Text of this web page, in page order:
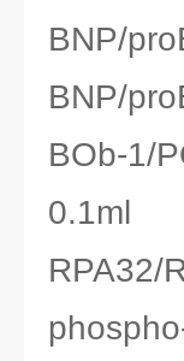
BNP/
BNP/
BOb-1/
0.1ml
RPA32/